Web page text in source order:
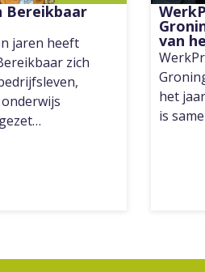
Bereikbaar
jaren heeft
zich
van
het
is